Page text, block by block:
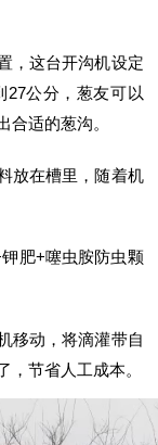
，这台开沟机设定
27公分，葱友可以
合适的葱沟。
放在槽里，随着机
肥+噻虫胺防虫颗
移动，将滴灌带自
，节省人工成本。